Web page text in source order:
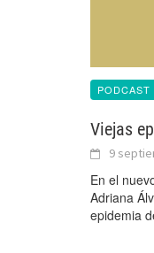
PODCAST
Viejas
9
En el
Adriana
epidemia